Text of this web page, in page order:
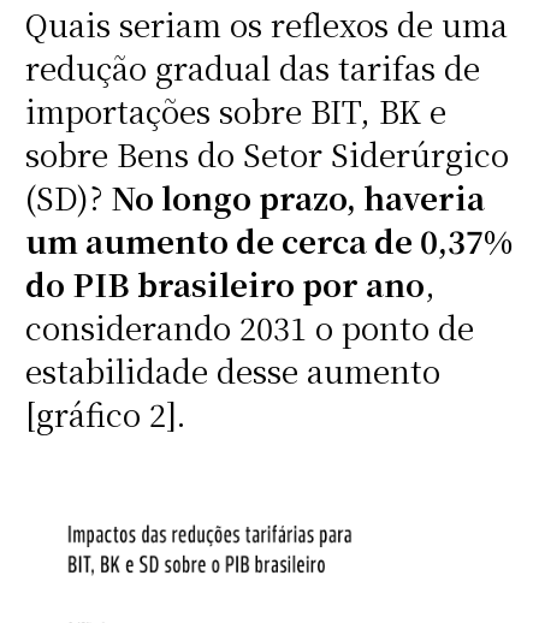
Quais seriam os reflexos de uma
redução gradual das tarifas de
importações sobre BIT, BK e
sobre Bens do Setor Siderúrgico
(SD)? No longo prazo, haveria
um aumento de cerca de 0,37%
do PIB brasileiro por ano,
considerando 2031 o ponto de
estabilidade desse aumento
[gráfico 2].